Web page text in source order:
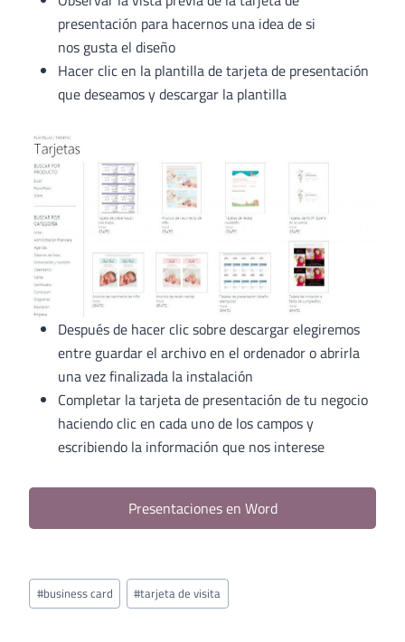
presentación para hacernos una idea de si
nos gusta el diseño
Hacer clic en la plantilla de tarjeta de presentación
que deseamos y descargar la plantilla
Después de hacer clic sobre descargar elegiremos
entre guardar el archivo en el ordenador o abrirla
una vez finalizada la instalación
Completar la tarjeta de presentación de tu negocio
haciendo clic en cada uno de los campos y
escribiendo la información que nos interese
Presentaciones en Word
Etiquetas
de
#business card #tarjeta de visita